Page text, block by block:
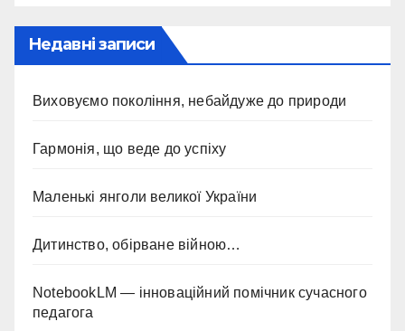
Недавні записи
Виховуємо покоління, небайдуже до природи
Гармонія, що веде до успіху
Маленькі янголи великої України
Дитинство, обірване війною…
NotebookLM — інноваційний помічник сучасного
педагога